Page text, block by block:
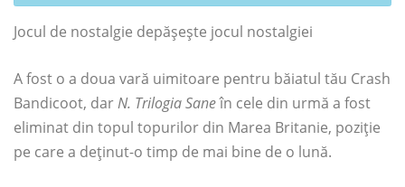
Jocul de nostalgie depășește jocul nostalgiei
A fost o a doua vară uimitoare pentru băiatul tău Crash
Bandicoot, darN. Trilogia Saneîn cele din urmă a fost
eliminat din topul topurilor din Marea Britanie, poziție
pe care a deținut-o timp de mai bine de o lună.